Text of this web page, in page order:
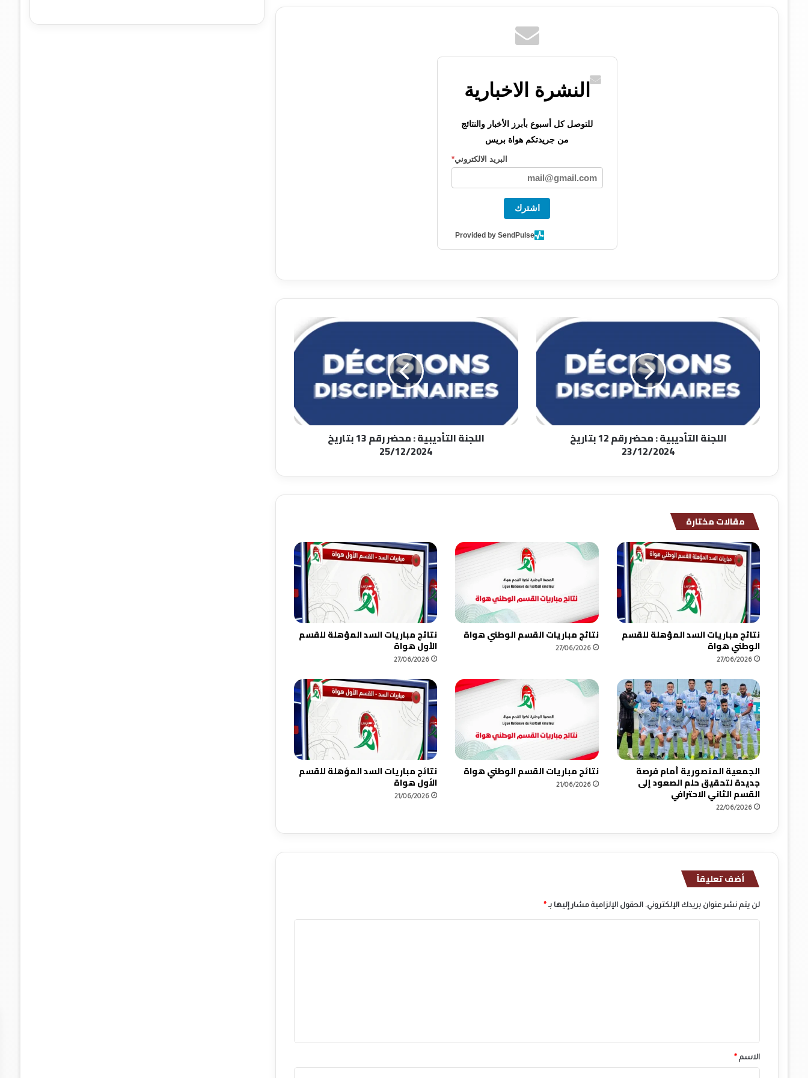
النشرة الاخبارية
للتوصل كل أسبوع بأبرز الأخبار والنتائج
من جريدتكم هواة بريس
البريد الالكتروني*
اشترك
Provided by SendPulse
اللجنة
التأديبية
:
23/12/2024
اللجنة التأديبية : محضر رقم 12 بتاريخ
23/12/2024
اللجنة
التأديبية
:
25/12/2024
اللجنة التأديبية : محضر رقم 13 بتاريخ
25/12/2024
مقالات مختارة
نتائج مباريات السد المؤهلة للقسم
الوطني هواة
27/06/2026
نتائج مباريات القسم الوطني هواة
27/06/2026
نتائج مباريات السد المؤهلة للقسم
الأول هواة
27/06/2026
الجمعية المنصورية أمام فرصة
جديدة لتحقيق حلم الصعود إلى
القسم الثاني الاحترافي
22/06/2026
نتائج مباريات القسم الوطني هواة
21/06/2026
نتائج مباريات السد المؤهلة للقسم
الأول هواة
21/06/2026
أضف تعليقاً
لن يتم نشر عنوان بريدك الإلكتروني. الحقول الإلزامية مشار إليها بـ *
*
الاسم *